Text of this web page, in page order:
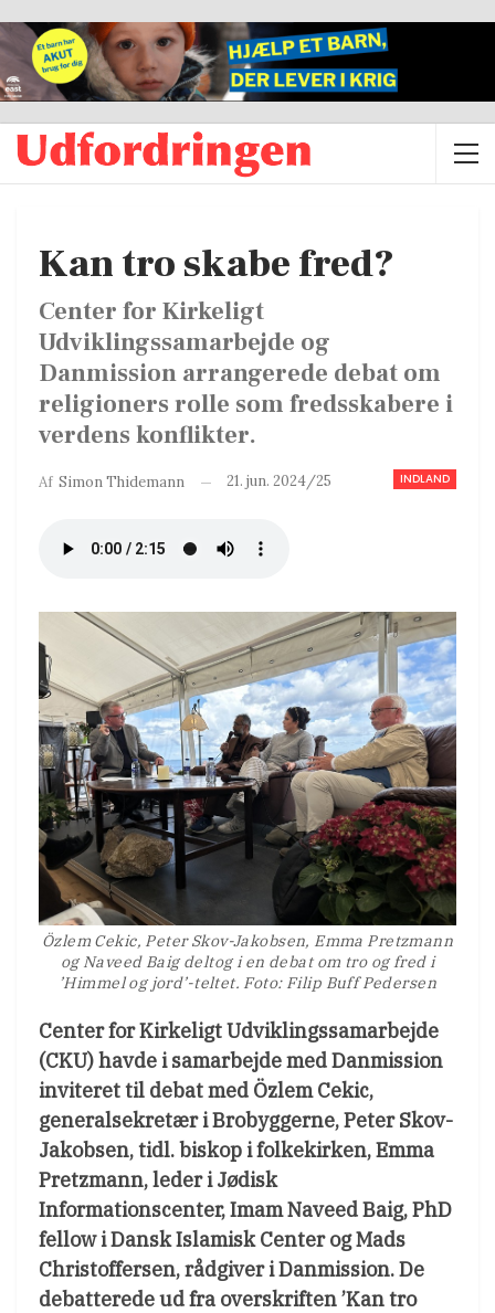
Kan tro skabe fred?
Center for Kirkeligt
Udviklingssamarbejde og
Danmission arrangerede debat om
religioners rolle som fredsskabere i
verdens konflikter.
INDLAND
Af Simon Thidemann 21. jun. 2024/25
Özlem Cekic, Peter Skov-Jakobsen, Emma Pretzmann
og Naveed Baig deltog i en debat om tro og fred i
’Himmel og jord’-teltet. Foto: Filip Buff Pedersen
Center for Kirkeligt Udviklingssamarbejde
(CKU) havde i samarbejde med Danmission
inviteret til debat med Özlem Cekic,
generalsekretær i Brobyggerne, Peter Skov-
Jakobsen, tidl. biskop i folkekirken, Emma
Pretzmann, leder i Jødisk
Informationscenter, Imam Naveed Baig, PhD
fellow i Dansk Islamisk Center og Mads
Christoffersen, rådgiver i Danmission. De
debatterede ud fra overskriften ’Kan tro